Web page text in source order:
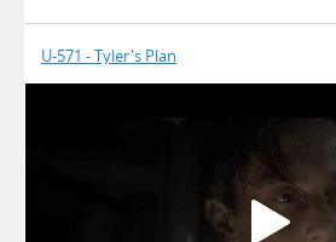
U-571 - Tyler's Plan